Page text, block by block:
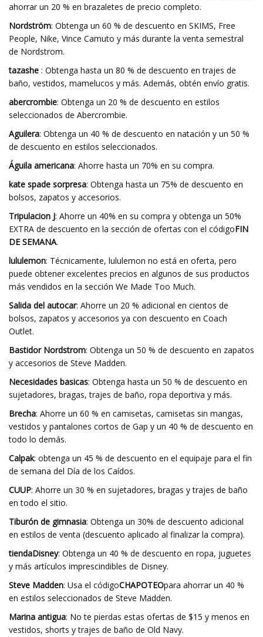
ahorrar un 20 % en brazaletes de precio completo.
Nordström: Obtenga un 60 % de descuento en SKIMS, Free
People, Nike, Vince Camuto y más durante la venta semestral
de Nordstrom.
tazashe : Obtenga hasta un 80 % de descuento en trajes de
baño, vestidos, mamelucos y más. Además, obtén envío gratis.
abercrombie: Obtenga un 20 % de descuento en estilos
seleccionados de Abercrombie.
Aguilera: Obtenga un 40 % de descuento en natación y un 50 %
de descuento en estilos seleccionados.
Águila americana: Ahorre hasta un 70% en su compra.
kate spade sorpresa: Obtenga hasta un 75% de descuento en
bolsos, zapatos y accesorios.
Tripulacion J: Ahorre un 40% en su compra y obtenga un 50%
EXTRA de descuento en la sección de ofertas con el códigoFIN
DE SEMANA.
lululemon: Técnicamente, lululemon no está en oferta, pero
puede obtener excelentes precios en algunos de sus productos
más vendidos en la sección We Made Too Much.
Salida del autocar: Ahorre un 20 % adicional en cientos de
bolsos, zapatos y accesorios ya con descuento en Coach
Outlet.
Bastidor Nordstrom: Obtenga un 50 % de descuento en zapatos
y accesorios de Steve Madden.
Necesidades basicas: Obtenga hasta un 50 % de descuento en
sujetadores, bragas, trajes de baño, ropa deportiva y más.
Brecha: Ahorre un 60 % en camisetas, camisetas sin mangas,
vestidos y pantalones cortos de Gap y un 40 % de descuento en
todo lo demás.
Calpak: obtenga un 45 % de descuento en el equipaje para el fin
de semana del Día de los Caídos.
CUUP: Ahorre un 30 % en sujetadores, bragas y trajes de baño
en todo el sitio.
Tiburón de gimnasia: Obtenga un 30% de descuento adicional
en estilos de venta (descuento aplicado al finalizar la compra).
tiendaDisney: Obtenga un 40 % de descuento en ropa, juguetes
y más artículos imprescindibles de Disney.
Steve Madden: Usa el códigoCHAPOTEOpara ahorrar un 40 %
en estilos seleccionados de Steve Madden.
Marina antigua: No te pierdas estas ofertas de $15 y menos en
vestidos, shorts y trajes de baño de Old Navy.